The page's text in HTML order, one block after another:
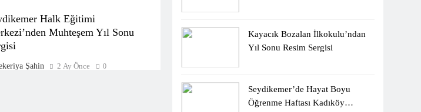
Halk Eğitimi
Muhteşem Yıl Sonu
Şahin 2 Ay Önce 0
Kayacık Bozalan İlkokulu’ndan
Yıl Sonu Resim Sergisi
Seydikemer’de Hayat Boyu
Öğrenme Haftası Kadıköy